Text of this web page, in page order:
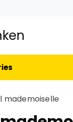
mademoiselle